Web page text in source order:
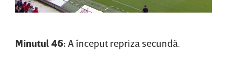
Minutul 46: A început repriza secundă.